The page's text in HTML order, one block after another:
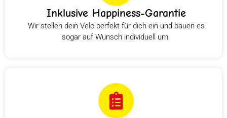
Inklusive Happiness-Garantie
Wir stellen dein Velo perfekt für dich ein und bauen es
sogar auf Wunsch individuell um.